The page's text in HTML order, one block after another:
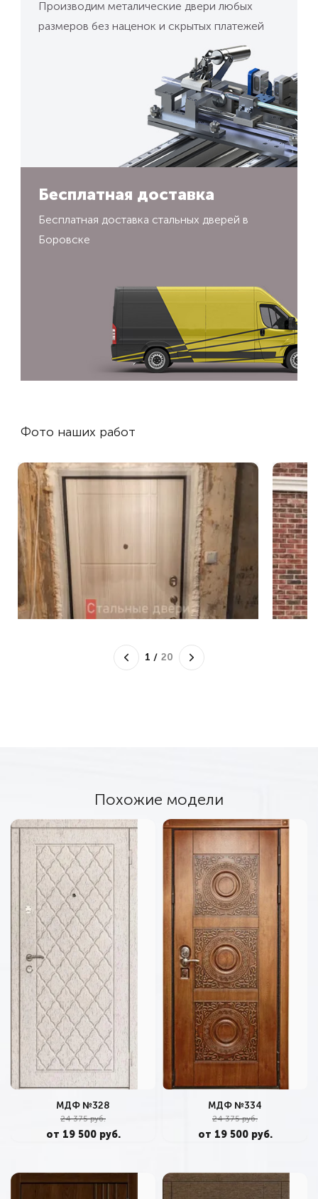
Производим металические двери любых
размеров без наценок и скрытых платежей
Бесплатная доставка
Бесплатная доставка стальных дверей в
Боровске
Фото наших работ
1 / 20
Похожие модели
МДФ №328
24 375 руб.
от 19 500 руб.
МДФ №334
24 375 руб.
от 19 500 руб.